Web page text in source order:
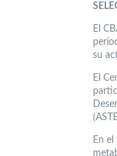
El
su
El
En